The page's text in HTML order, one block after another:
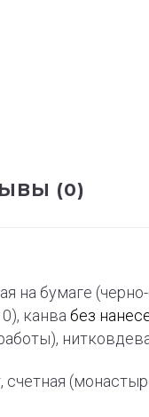
(0)
на бумаге
канва без
счетная